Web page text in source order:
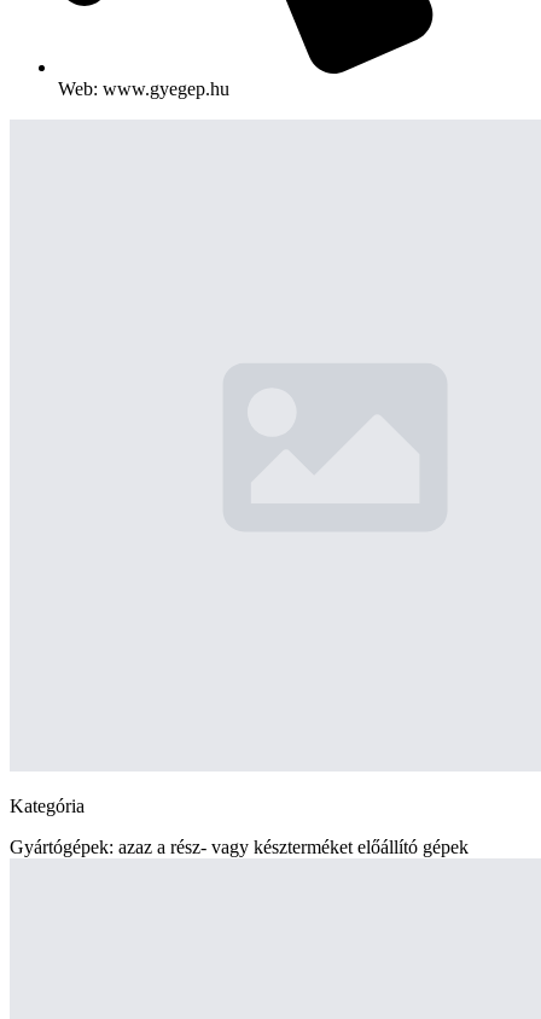
Web: www.gyegep.hu
Kategória
Gyártógépek: azaz a rész- vagy készterméket előállító gépek